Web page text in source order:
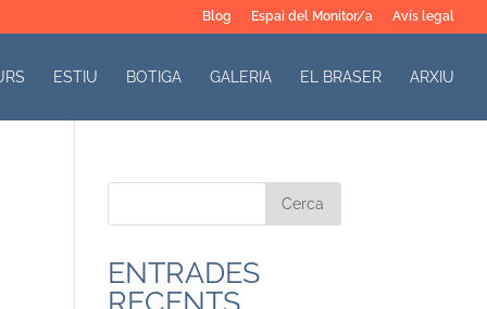
Blog Espai del Monitor/a Avís legal
ESTIU BOTIGA GALERIA EL BRASER ARXIU
ENTRADES
RECENTS